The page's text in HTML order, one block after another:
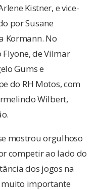
Kistner, e vice-
por Susane
Kormann. No
de Vilmar
Gums e
do RH Motos, com
Wilbert,
mostrou orgulhoso
competir ao lado do
dos jogos na
muito importante